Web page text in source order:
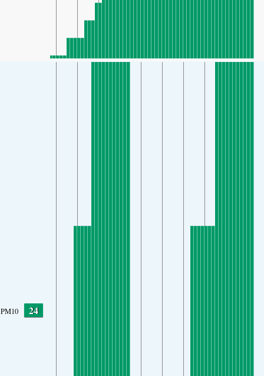
PM10 24